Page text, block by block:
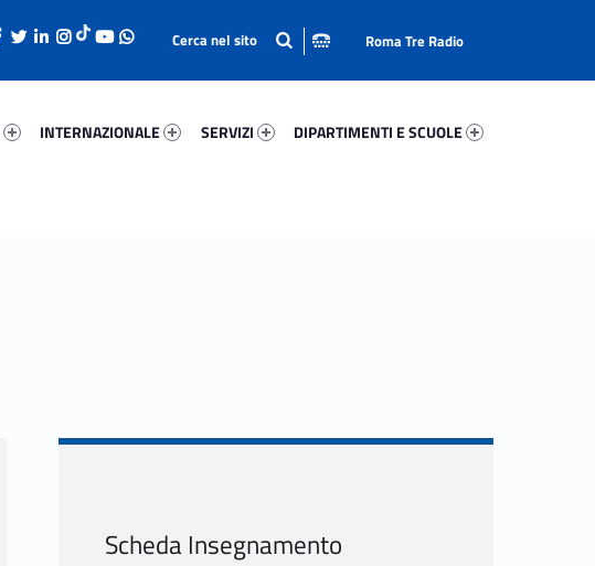
INTERNAZIONALE
SERVIZI
DIPARTIMENTI E SCUOLE
Roma Tre Radio
Scheda Insegnamento